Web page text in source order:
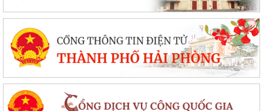
Tổ đại biểu số 09 HĐND thành phố Hải Phòng tiếp xúc cử tri sau Kỳ họp
thường lệ giữa năm 2026
Đặc khu Cát Hải triển khai Chương trình quốc gia về an toàn trong sử
dụng điện giai đoạn 2026 - 2035
Khơi dậy tiềm năng, phát huy sức mạnh kinh tế tư nhân tại đặc khu Cát
Hải